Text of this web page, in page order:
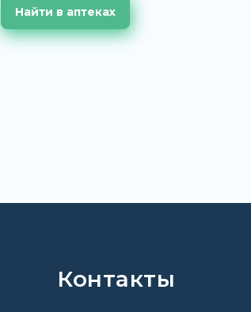
Найти в аптеках
Контакты